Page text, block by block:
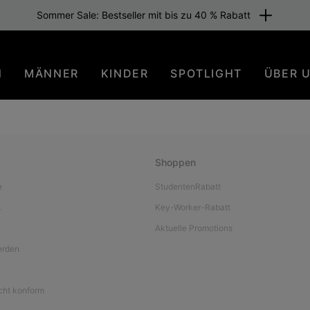
Sommer Sale: Bestseller mit bis zu 40 % Rabatt
MÄNNER KINDER SPOTLIGHT ÜBER
konform
Shoppen
StudentenRabatt
Key-Worker-Rabatt
Aktuelle Promotions